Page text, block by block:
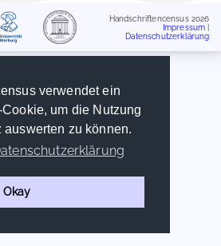
verwendet ein
um die Nutzung
zu können.
Okay
Handschriftencensus 2026
Impressum
Datenschutzerklärung